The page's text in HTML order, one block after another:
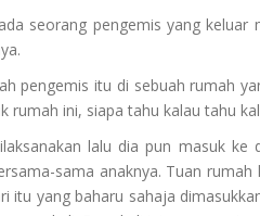
seorang pengemis yang
pengemis itu di sebuah rumah
rumah ini, siapa tahu kalau tahu
lalu dia pun masuk
sama anaknya. Tuan
itu yang baharu sahaja